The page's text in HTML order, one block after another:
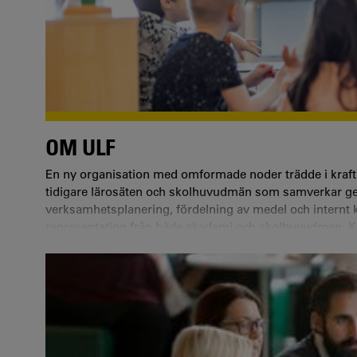
OM ULF
En ny organisation med omformade noder trädde i
tidigare lärosäten och skolhuvudmän som samverkar
verksamhetsplanering, fördelning av medel och